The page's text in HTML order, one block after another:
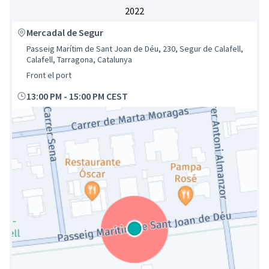
2022
Mercadal de Segur
Passeig Marítim de Sant Joan de Déu, 230, Segur de Calafell,
Calafell, Tarragona, Catalunya
Front el port
13:00 PM - 15:00 PM CEST